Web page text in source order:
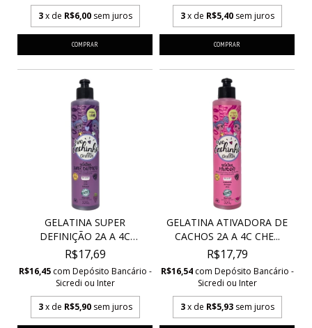
3 x de R$6,00 sem juros
3 x de R$5,40 sem juros
GELATINA SUPER
DEFINIÇÃO 2A A 4C
CHEIRIN...
R$17,69
R$16,45 com Depósito Bancário -
Sicredi ou Inter
3 x de R$5,90 sem juros
GELATINA ATIVADORA DE
CACHOS 2A A 4C CHE...
R$17,79
R$16,54 com Depósito Bancário -
Sicredi ou Inter
3 x de R$5,93 sem juros